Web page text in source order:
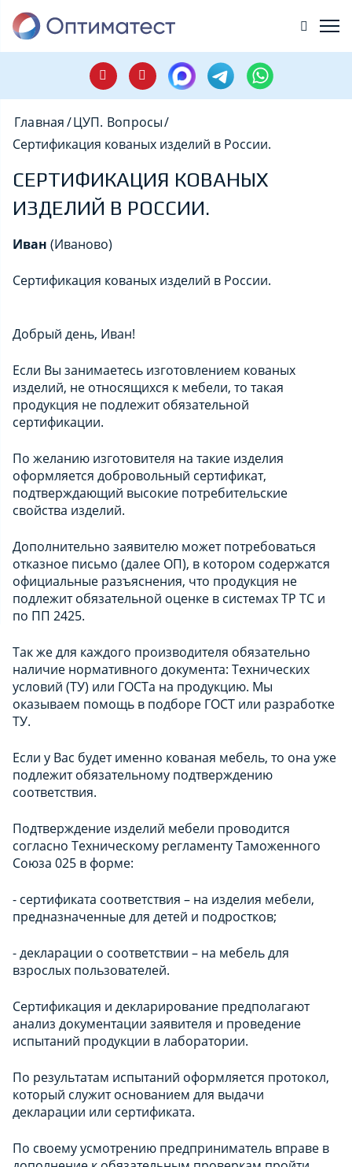
Главная/ЦУП. Вопросы/
Сертификация кованых изделий в России.
СЕРТИФИКАЦИЯ КОВАНЫХ
ИЗДЕЛИЙ В РОССИИ.
Иван (Иваново)
Сертификация кованых изделий в России.
Добрый день, Иван!
Если Вы занимаетесь изготовлением кованых
изделий, не относящихся к мебели, то такая
продукция не подлежит обязательной
сертификации.
По желанию изготовителя на такие изделия
оформляется добровольный сертификат,
подтверждающий высокие потребительские
свойства изделий.
Дополнительно заявителю может потребоваться
отказное письмо (далее ОП), в котором содержатся
официальные разъяснения, что продукция не
подлежит обязательной оценке в системах ТР ТС и
по ПП 2425.
Так же для каждого производителя обязательно
наличие нормативного документа: Технических
условий (ТУ) или ГОСТа на продукцию. Мы
оказываем помощь в подборе ГОСТ или разработке
ТУ.
Если у Вас будет именно кованая мебель, то она уже
подлежит обязательному подтверждению
соответствия.
Подтверждение изделий мебели проводится
согласно Техническому регламенту Таможенного
Союза 025 в форме:
- сертификата соответствия – на изделия мебели,
предназначенные для детей и подростков;
-декларации о соответствии – на мебель для
взрослых пользователей.
Сертификация и декларирование предполагают
анализ документации заявителя и проведение
испытаний продукции в лаборатории.
По результатам испытаний оформляется протокол,
который служит основанием для выдачи
декларации или сертификата.
По своему усмотрению предприниматель вправе в